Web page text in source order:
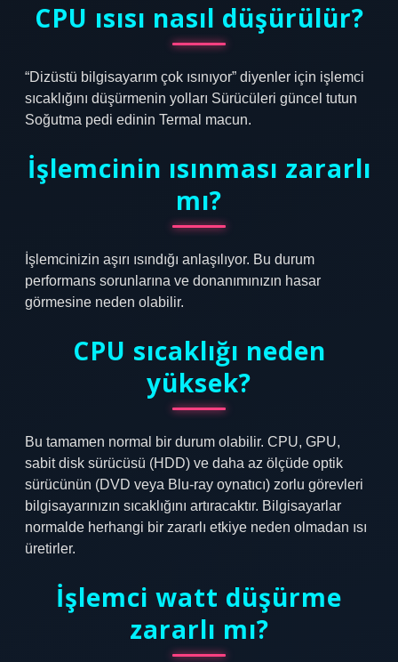
CPU ısısı nasıl düşürülür?
“Dizüstü bilgisayarım çok ısınıyor” diyenler için işlemci
sıcaklığını düşürmenin yolları Sürücüleri güncel tutun
Soğutma pedi edinin Termal macun.
İşlemcinin ısınması zararlı
mı?
İşlemcinizin aşırı ısındığı anlaşılıyor. Bu durum
performans sorunlarına ve donanımınızın hasar
görmesine neden olabilir.
CPU sıcaklığı neden
yüksek?
Bu tamamen normal bir durum olabilir. CPU, GPU,
sabit disk sürücüsü (HDD) ve daha az ölçüde optik
sürücünün (DVD veya Blu-ray oynatıcı) zorlu görevleri
bilgisayarınızın sıcaklığını artıracaktır. Bilgisayarlar
normalde herhangi bir zararlı etkiye neden olmadan ısı
üretirler.
İşlemci watt düşürme
zararlı mı?